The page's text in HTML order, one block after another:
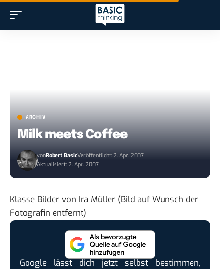
ARCHIV
Milk meets Coffee
vonRobert BasicVeröffentlicht: 2. Apr. 2007
Aktualisiert: 2. Apr. 2007
Klasse Bilder von Ira Müller (Bild auf Wunsch der
Fotografin entfernt)
Google lässt dich jetzt selbst bestimmen,